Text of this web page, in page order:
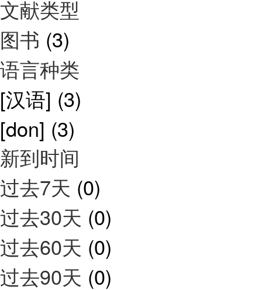
文献类型
图书 (3)
语言种类
[汉语] (3)
[don] (3)
新到时间
过去7天 (0)
过去30天 (0)
过去60天 (0)
过去90天 (0)